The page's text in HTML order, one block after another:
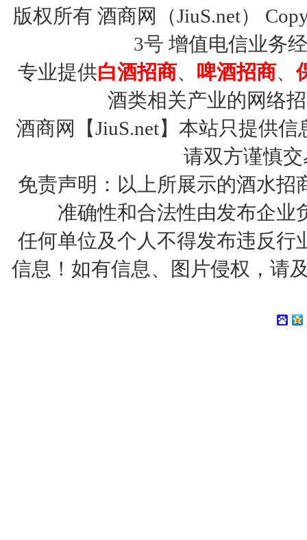
版权所有 酒商网（JiuS.net）
3号 增值电信业务
专业提供白酒招商、 啤酒招商、
酒类相关产业的网络
酒商网【JiuS.net】本站只提供
请双方谨慎
免责声明：以上所展示的酒水
准确性和合法性由发布企业
任何单位及个人不得发布违反行
信息！如有信息、图片侵权，请